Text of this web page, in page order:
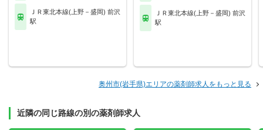
ＪＲ東北本線(上野－盛岡) 前沢
駅
ＪＲ東北本線(上野－盛岡) 前沢
駅
奥州市(岩手県)エリアの薬剤師求人をもっと見る
近隣の同じ路線の別の薬剤師求人